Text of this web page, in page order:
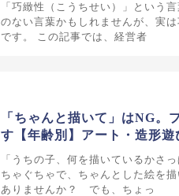
「巧緻性（こうちせい）」という
のない言葉かもしれませんが、実
です。 この記事では、経営者
「ちゃんと描いて」はNG。
す【年齢別】アート・造形遊
「うちの子、何を描いているかさ
ちゃぐちゃで、ちゃんとした絵を
ありませんか？ でも、ちょっ